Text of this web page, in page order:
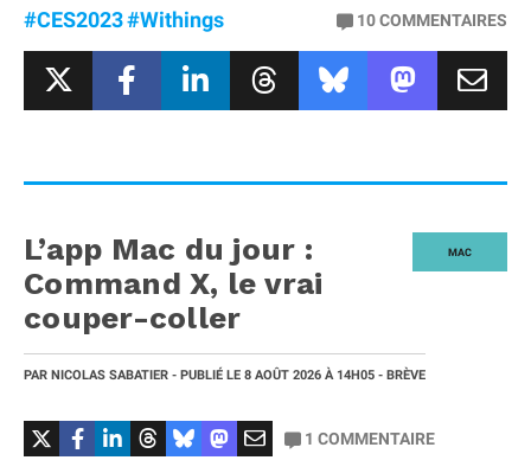
#CES2023#Withings 10COMMENTAIRES
MAC
L’app Mac du jour :
Command X, le vrai
couper-coller
PAR NICOLAS SABATIER - PUBLIÉ LE 8 AOÛT 2026 À 14H05 - BRÈVE
1 COMMENTAIRE